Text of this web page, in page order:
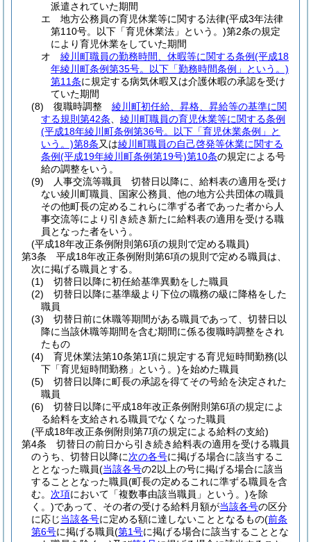
派遣されていた期間
エ
地方公務員の育児休業等に関する法律(平成3年法律
第110号。以下「育児休業法」という。)第2条の規定
により育児休業をしていた期間
オ
綾川町職員の勤務時間、休暇等に関する条例(平成18
年綾川町条例第35号。以下「勤務時間条例」という。)
第11条に規定する病気休暇又は介護休暇の承認を受け
ていた期間
(8)
復職時調整 綾川町初任給、昇格、昇給等の基準に関
する規則第42条
綾川町職員の育児休業等に関する条例
(平成18年綾川町条例第36号。以下「育児休業条例」と
いう。)第8条又は綾川町職員の自己啓発等休業に関する
条例(平成19年綾川町条例第19号)第10条の規定による号
給の調整をいう。
(9)
人事交流等職員 切替日以降に、給料表の適用を受け
ない綾川町職員、国家公務員、他の地方公共団体の職員
その他町長の定めるこれらに準ずる者であった者から人
事交流等により引き続き新たに給料表の適用を受ける職
員となった者をいう。
(平成18年改正条例附則第6項の規則で定める職員)
第3条
平成18年改正条例附則第6項の規則で定める職員は、
次に掲げる職員とする。
(1)
切替日以降に初任給基準異動をした職員
(2)
切替日以降に基準級より下位の職務の級に降格をした
職員
(3)
切替日前に休職等期間がある職員であって、切替日以
降に当該休職等期間を含む期間に係る復職時調整をされ
たもの
(4)
育児休業法第10条第1項に規定する育児短時間勤務(以
下「育児短時間勤務」という。)を始めた職員
(5)
切替日以降に町長の承認を得てその号給を決定された
職員
(6)
切替日以降に平成18年改正条例附則第6項の規定によ
る給料を支給される職員でなくなった職員
(平成18年改正条例附則第7項の規定による給料の支給)
第4条
切替日の前日から引き続き給料表の適用を受ける職員
のうち、切替日以降に次の各号に掲げる場合に該当するこ
ととなった職員(当該各号の2以上の号に掲げる場合に該当
することとなった職員(町長の定めるこれに準ずる職員を含
む。 次項において「複数事由該当職員」という。)を除
く。)であって、その者の受ける給料月額が当該各号の区分
に応じ当該各号に定める額に達しないこととなるもの(前条
第6号に掲げる職員(第1号に掲げる場合に該当することとな